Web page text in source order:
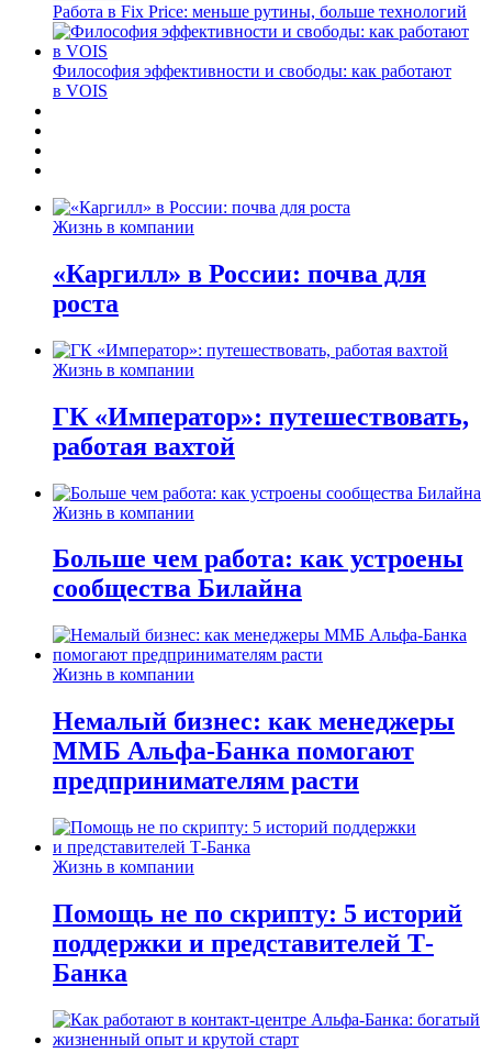
Работа в Fix Price: меньше рутины, больше технологий
Философия эффективности и свободы: как работают
в VOIS
Жизнь в компании
«Каргилл» в России: почва для
роста
Жизнь в компании
ГК «Император»: путешествовать,
работая вахтой
Жизнь в компании
Больше чем работа: как устроены
сообщества Билайна
Жизнь в компании
Немалый бизнес: как менеджеры
ММБ Альфа-Банка помогают
предпринимателям расти
Жизнь в компании
Помощь не по скрипту: 5 историй
поддержки и представителей Т-
Банка